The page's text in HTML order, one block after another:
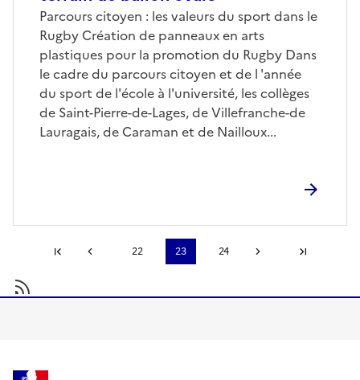
Parcours citoyen : les valeurs du sport dans le
Rugby Création de panneaux en arts
plastiques pour la promotion du Rugby Dans
le cadre du parcours citoyen et de l 'année
du sport de l'école à l'université, les collèges
de Saint-Pierre-de-Lages, de Villefranche-de
Lauragais, de Caraman et de Nailloux...
Première page22 23 24
Page suivanteDernière